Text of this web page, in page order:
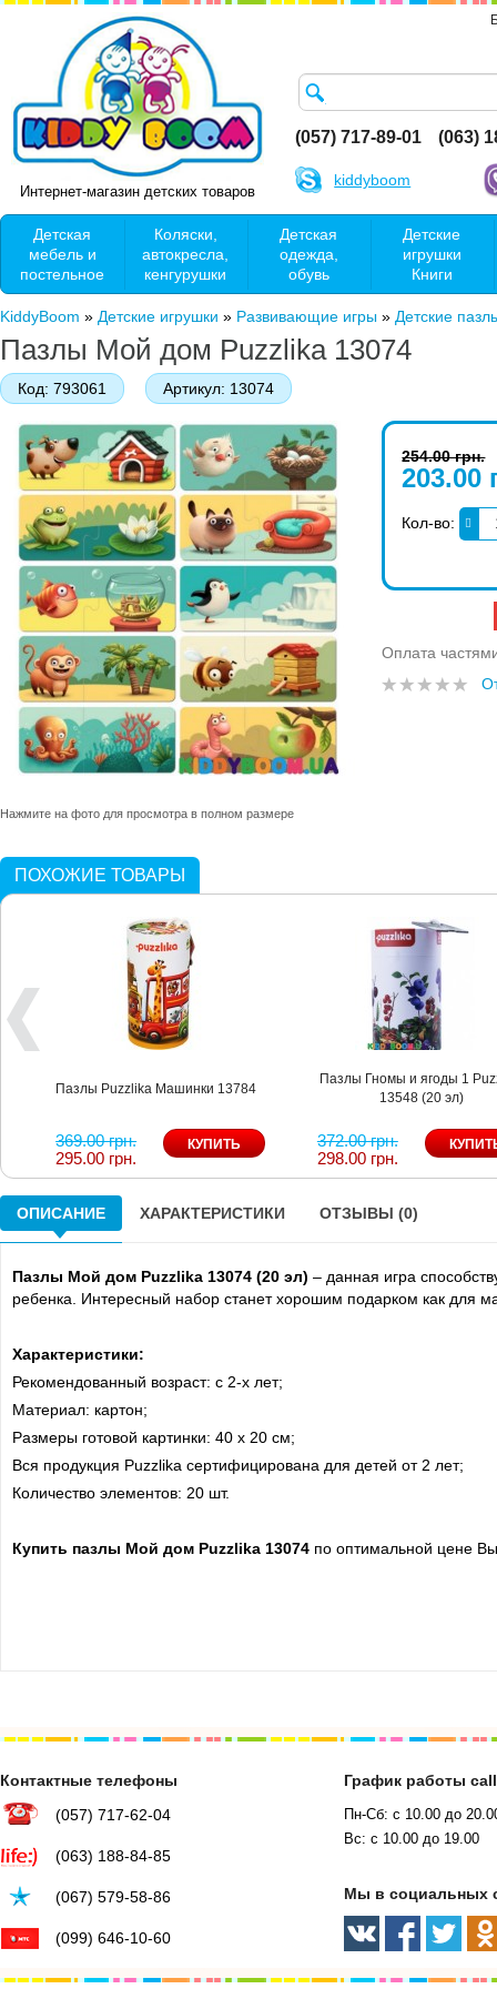
Интернет-магазин детских товаров
(057) 717-89-01 (063)
kiddyboom
Детская
мебель и
постельное
Коляски,
автокресла,
кенгурушки
Детская
одежда,
обувь
Детские
игрушки
Книги
KiddyBoom » Детские игрушки » Развивающие игры » Детские
Пазлы Мой дом Puzzlika 13074
Код: 793061 Артикул: 13074
Нажмите на фото для просмотра в полном размере
254.00 грн.
203.00
Кол-во:
Оплата
ПОХОЖИЕ ТОВАРЫ
Пазлы Puzzlika Машинки 13784
369.00 грн.
295.00 грн.
Пазлы Гномы и ягоды 1
13548 (20 эл)
372.00 грн.
298.00 грн.
ОПИСАНИЕ ХАРАКТЕРИСТИКИ ОТЗЫВЫ (0)
Пазлы Мой дом Puzzlika 13074 (20 эл) – данная игра
ребенка. Интересный набор станет хорошим подарком как для
Характеристики:
Рекомендованный возраст: с 2-х лет;
Материал: картон;
Размеры готовой картинки: 40 х 20 см;
Вся продукция Puzzlika сертифицирована для детей от 2 лет;
Количество элементов: 20 шт.
Купить пазлы Мой дом Puzzlika 13074 по оптимальной цене
Контактные телефоны
(057) 717-62-04
(063) 188-84-85
(067) 579-58-86
(099) 646-10-60
График работы
Пн-Сб: с 10.00 до
Вс: с 10.00 до 19.00
Мы в социальных